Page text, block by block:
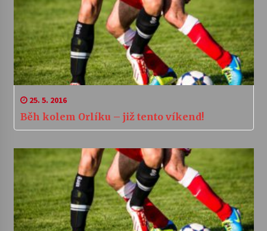
25. 5. 2016
Běh kolem Orlíku – již tento víkend!